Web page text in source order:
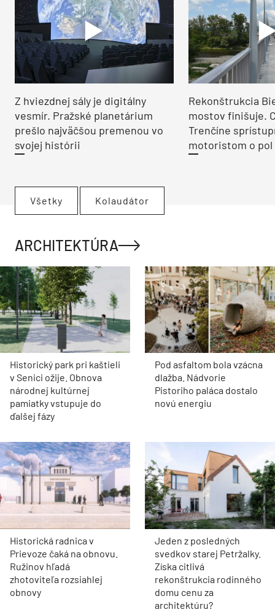
Z hviezdnej sály je digitálny
vesmír. Pražské planetárium
prešlo najväčšou premenou vo
svojej histórii
Rekonštrukcia
mostov finišuje.
Trenčíne
motoristom o pol
Všetky Kolaudátor
ARCHITEKTÚRA
Historický park pri kaštieli
v Senici ožije. Obnova
národnej kultúrnej
pamiatky vstupuje do
ďalšej fázy
Pod asfaltom bola vzácna
dlažba. Nádvorie
Pistoriho paláca dostalo
novú energiu
Historická radnica v
Prievoze čaká na obnovu.
Ružinov hľadá
zhotoviteľa rozsiahlej
obnovy
Jeden z posledných
svedkov starej Petržalky.
Získa citlivá
rekonštrukcia rodinného
domu cenu za
architektúru?